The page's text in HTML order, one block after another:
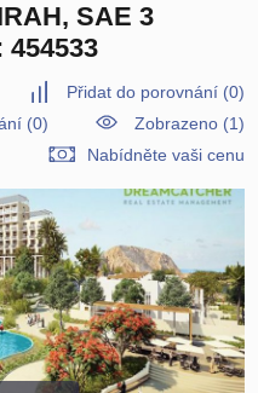
SAE 3
454533
Přidat do porovnání(0)
(0)
Zobrazeno (1)
Nabídněte vaši cenu